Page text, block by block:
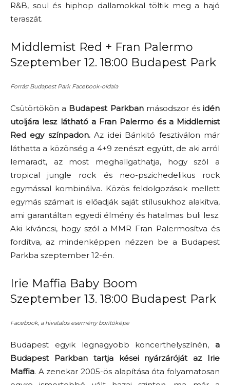
R&B, soul és hiphop dallamokkal töltik meg a hajó
teraszát.
Middlemist Red + Fran Palermo
Szeptember 12. 18:00 Budapest Park
Forrás: Budapest Park Facebook-oldala
Csütörtökön a Budapest Parkbanmásodszor ésidén
utoljára lesz látható a Fran Palermo és a Middlemist
Red egy színpadon.Az idei Bánkitó fesztiválon már
láthatta a közönség a 4+9 zenészt együtt, de aki arról
lemaradt, az most meghallgathatja, hogy szól a
tropical jungle rock és neo-pszichedelikus rock
egymással kombinálva. Közös feldolgozások mellett
egymás számait is előadják saját stílusukhoz alakítva,
ami garantáltan egyedi élmény és hatalmas buli lesz.
Aki kíváncsi, hogy szól a MMR Fran Palermosítva és
fordítva, az mindenképpen nézzen be a Budapest
Parkba szeptember 12-én.
Irie Maffia Baby Boom
Szeptember 13. 18:00 Budapest Park
Facebook, a hivatalos esemény borítóképe
Budapest egyik legnagyobb koncerthelyszínén, a
Budapest Parkban tartja kései nyárzáróját az Irie
Maffia. A zenekar 2005-ös alapítása óta folyamatosan